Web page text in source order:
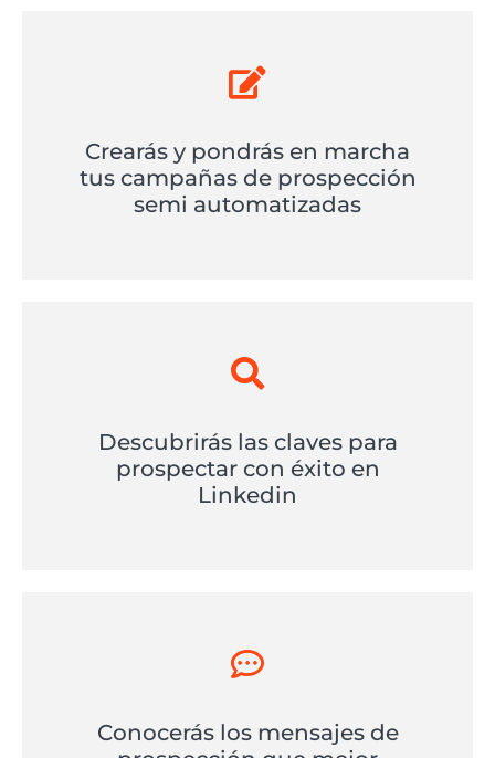
Crearás y pondrás en marcha
tus campañas de prospección
semi automatizadas
Descubrirás las claves para
prospectar con éxito en
Linkedin
Conocerás los mensajes de